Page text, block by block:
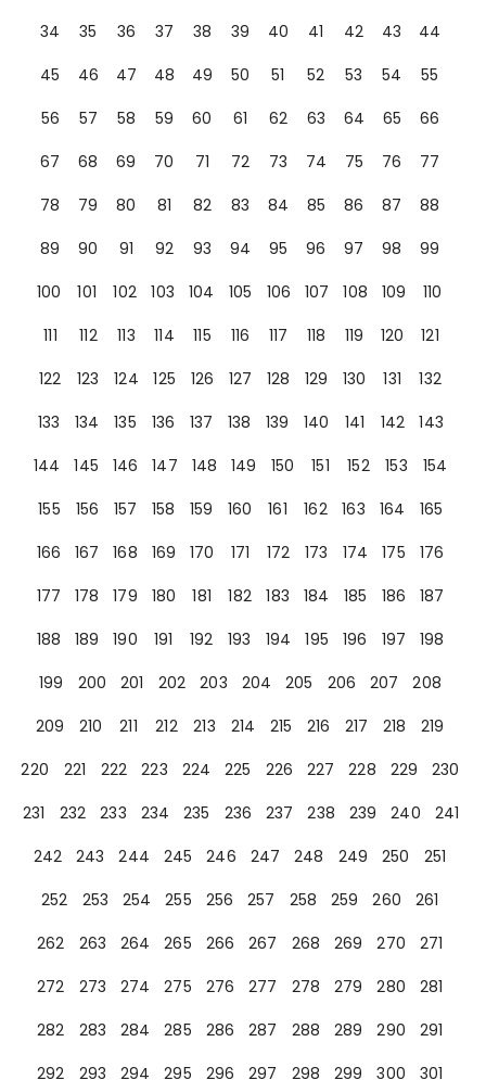
34
35 36 37 38 39 40 41 42 43
44
45
46 47 48 49 50 51 52 53 54
55
56
57 58 59 60 61 62 63 64 65
66
67
68 69 70 71 72 73 74 75 76
77
78
79 80 81 82 83 84 85 86 87
88
89
90 91 92 93 94 95 96 97 98
99
100
101 102 103 104 105 106 107 108 109
110
111
112 113 114 115 116 117 118 119 120
121
122
123 124 125 126 127 128 129 130 131
132
133
134 135 136 137 138 139 140 141 142
143
144
145 146 147 148 149 150 151 152 153
154
155
156 157 158 159 160 161 162 163 164
165
166
167 168 169 170 171 172 173 174 175
176
177
178 179 180 181 182 183 184 185 186
187
188
189 190 191 192 193 194 195 196 197
198
199
200 201 202 203 204 205 206 207
208
209
210 211 212 213 214 215 216 217 218
219
220
221 222 223 224 225 226 227 228 229
230
231
232 233 234 235 236 237 238 239 240
241
242
243 244 245 246 247 248 249 250
251
252
253 254 255 256 257 258 259 260
261
262
263 264 265 266 267 268 269 270
271
272
273 274 275 276 277 278 279 280
281
282
283 284 285 286 287 288 289 290
291
292
293 294 295 296 297 298 299 300 301